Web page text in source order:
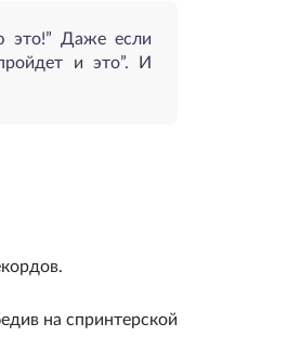
это!” Даже если
и это”. И
на спринтерской